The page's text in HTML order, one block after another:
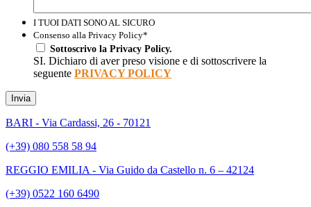
I TUOI DATI SONO AL SICURO
Consenso alla Privacy Policy*
Sottoscrivo la Privacy Policy.
SI. Dichiaro di aver preso visione e di sottoscrivere la
seguente PRIVACY POLICY
Invia
BARI - Via Cardassi, 26 - 70121
(+39) 080 558 58 94
REGGIO EMILIA - Via Guido da Castello n. 6 – 42124
(+39) 0522 160 6490